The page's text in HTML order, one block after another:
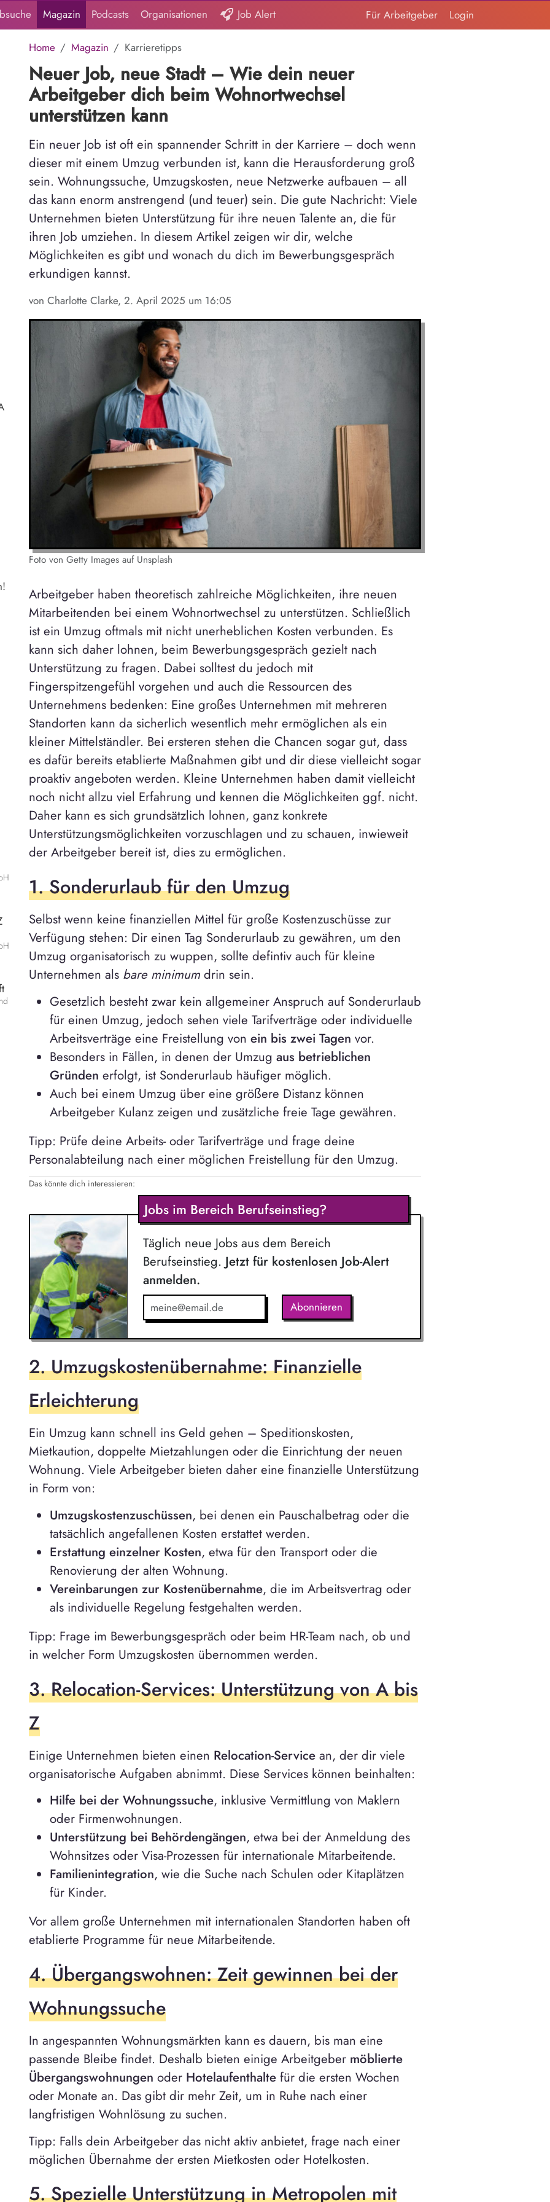
Magazin Podcasts Organisationen Job Alert Für Arbeitgeber Login
Home Magazin Karrieretipps
Neuer Job, neue Stadt – Wie dein neuer
Arbeitgeber dich beim Wohnortwechsel
unterstützen kann
Ein neuer Job ist oft ein spannender Schritt in der Karriere – doch wenn
dieser mit einem Umzug verbunden ist, kann die Herausforderung groß
sein. Wohnungssuche, Umzugskosten, neue Netzwerke aufbauen – all
das kann enorm anstrengend (und teuer) sein. Die gute Nachricht: Viele
Unternehmen bieten Unterstützung für ihre neuen Talente an, die für
ihren Job umziehen. In diesem Artikel zeigen wir dir, welche
Möglichkeiten es gibt und wonach du dich im Bewerbungsgespräch
erkundigen kannst.
von Charlotte Clarke, 2. April 2025 um 16:05
Foto von Getty Images auf Unsplash
Arbeitgeber haben theoretisch zahlreiche Möglichkeiten, ihre neuen
Mitarbeitenden bei einem Wohnortwechsel zu unterstützen. Schließlich
ist ein Umzug oftmals mit nicht unerheblichen Kosten verbunden. Es
kann sich daher lohnen, beim Bewerbungsgespräch gezielt nach
Unterstützung zu fragen. Dabei solltest du jedoch mit
Fingerspitzengefühl vorgehen und auch die Ressourcen des
Unternehmens bedenken: Eine großes Unternehmen mit mehreren
Standorten kann da sicherlich wesentlich mehr ermöglichen als ein
kleiner Mittelständler. Bei ersteren stehen die Chancen sogar gut, dass
es dafür bereits etablierte Maßnahmen gibt und dir diese vielleicht sogar
proaktiv angeboten werden. Kleine Unternehmen haben damit vielleicht
noch nicht allzu viel Erfahrung und kennen die Möglichkeiten ggf. nicht.
Daher kann es sich grundsätzlich lohnen, ganz konkrete
Unterstützungsmöglichkeiten vorzuschlagen und zu schauen, inwieweit
der Arbeitgeber bereit ist, dies zu ermöglichen.
1. Sonderurlaub für den Umzug
Selbst wenn keine finanziellen Mittel für große Kostenzuschüsse zur
Verfügung stehen: Dir einen Tag Sonderurlaub zu gewähren, um den
Umzug organisatorisch zu wuppen, sollte defintiv auch für kleine
Unternehmen als bare minimumdrin sein.
Gesetzlich besteht zwar kein allgemeiner Anspruch auf Sonderurlaub
für einen Umzug, jedoch sehen viele Tarifverträge oder individuelle
Arbeitsverträge eine Freistellung von ein bis zwei Tagen vor.
Besonders in Fällen, in denen der Umzug aus betrieblichen
Gründen erfolgt, ist Sonderurlaub häufiger möglich.
Auch bei einem Umzug über eine größere Distanz können
Arbeitgeber Kulanz zeigen und zusätzliche freie Tage gewähren.
Tipp: Prüfe deine Arbeits- oder Tarifverträge und frage deine
Personalabteilung nach einer möglichen Freistellung für den Umzug.
Das könnte dich interessieren:
Jobs im Bereich Berufseinstieg?
Täglich neue Jobs aus dem Bereich
Berufseinstieg. Jetzt für kostenlosen Job-Alert
anmelden.
Abonnieren
2. Umzugskostenübernahme: Finanzielle
Erleichterung
Ein Umzug kann schnell ins Geld gehen – Speditionskosten,
Mietkaution, doppelte Mietzahlungen oder die Einrichtung der neuen
Wohnung. Viele Arbeitgeber bieten daher eine finanzielle Unterstützung
in Form von:
Umzugskostenzuschüssen, bei denen ein Pauschalbetrag oder die
tatsächlich angefallenen Kosten erstattet werden.
Erstattung einzelner Kosten, etwa für den Transport oder die
Renovierung der alten Wohnung.
Vereinbarungen zur Kostenübernahme, die im Arbeitsvertrag oder
als individuelle Regelung festgehalten werden.
Tipp: Frage im Bewerbungsgespräch oder beim HR-Team nach, ob und
in welcher Form Umzugskosten übernommen werden.
3. Relocation-Services: Unterstützung von A bis
Z
Einige Unternehmen bieten einen Relocation-Servicean, der dir viele
organisatorische Aufgaben abnimmt. Diese Services können beinhalten:
Hilfe bei der Wohnungssuche, inklusive Vermittlung von Maklern
oder Firmenwohnungen.
Unterstützung bei Behördengängen, etwa bei der Anmeldung des
Wohnsitzes oder Visa-Prozessen für internationale Mitarbeitende.
Familienintegration, wie die Suche nach Schulen oder Kitaplätzen
für Kinder.
Vor allem große Unternehmen mit internationalen Standorten haben oft
etablierte Programme für neue Mitarbeitende.
4. Übergangswohnen: Zeit gewinnen bei der
Wohnungssuche
In angespannten Wohnungsmärkten kann es dauern, bis man eine
passende Bleibe findet. Deshalb bieten einige Arbeitgeber möblierte
Übergangswohnungen oder Hotelaufenthaltefür die ersten Wochen
oder Monate an. Das gibt dir mehr Zeit, um in Ruhe nach einer
langfristigen Wohnlösung zu suchen.
Tipp: Falls dein Arbeitgeber das nicht aktiv anbietet, frage nach einer
möglichen Übernahme der ersten Mietkosten oder Hotelkosten.
5. Spezielle Unterstützung in Metropolen mit